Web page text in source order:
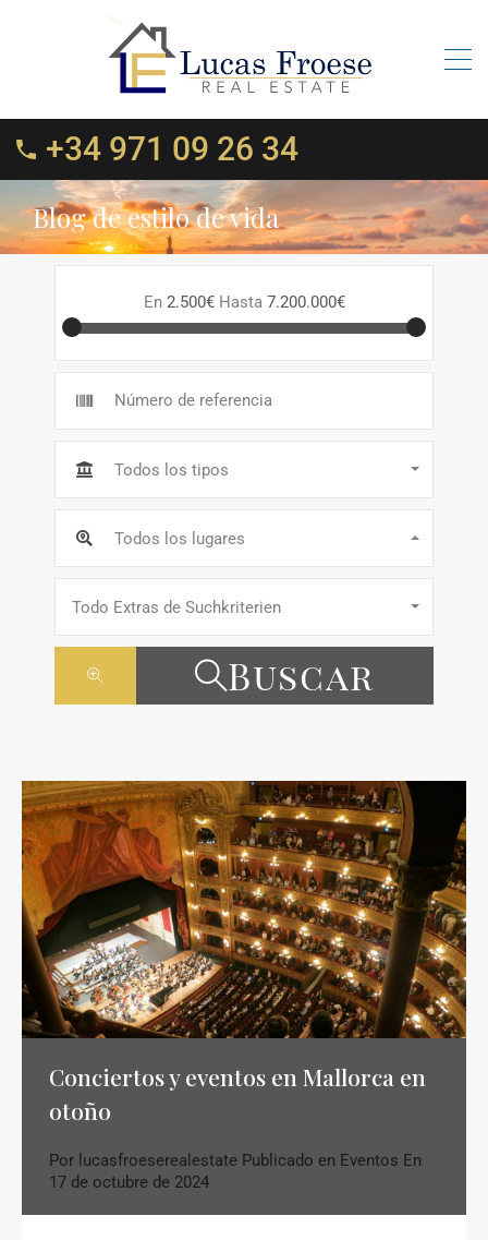
+34 971 09 26 34
Blog de estilo de vida
En 2.500€ Hasta 7.200.000€
Todos los tipos
Todos los lugares
Todo Extras de Suchkriterien
Buscar
Conciertos y eventos en Mallorca en
otoño
Por lucasfroeserealestate Publicado en Eventos En
17 de octubre de 2024